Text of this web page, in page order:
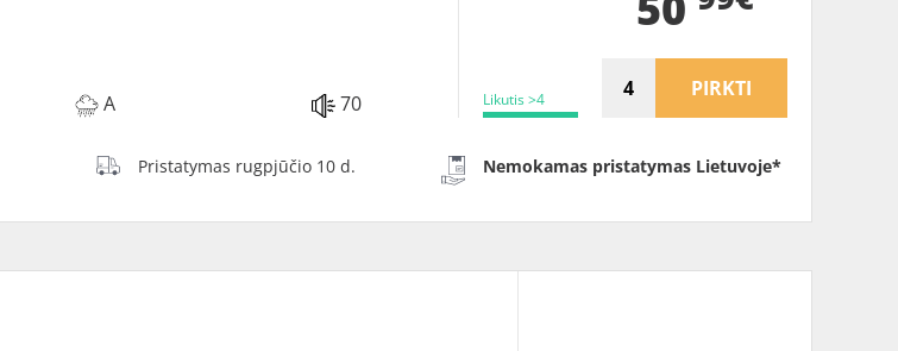
A 70 Likutis >4 PIRKTI
Pristatymas rugpjūčio 10 d. Nemokamas pristatymas Lietuvoje*